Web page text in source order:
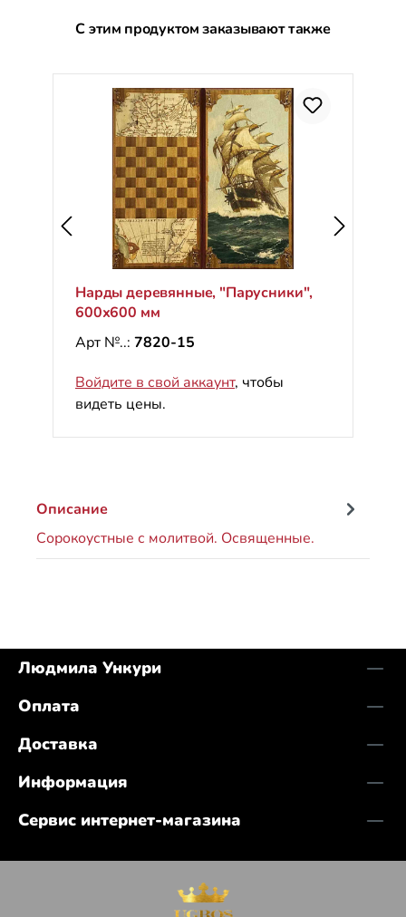
Пропустить галерею продуктов
С этим продуктом заказывают также
Нарды деревянные, "Парусники",
600х600 мм
Арт №..: 7820-15
Войдите в свой аккаунт, чтобы
видеть цены.
Описание
Сорoкоустные с молитвой. Освященные.
Людмила Ункури
Оплата
Доставка
Информация
Сервис интернет-магазина